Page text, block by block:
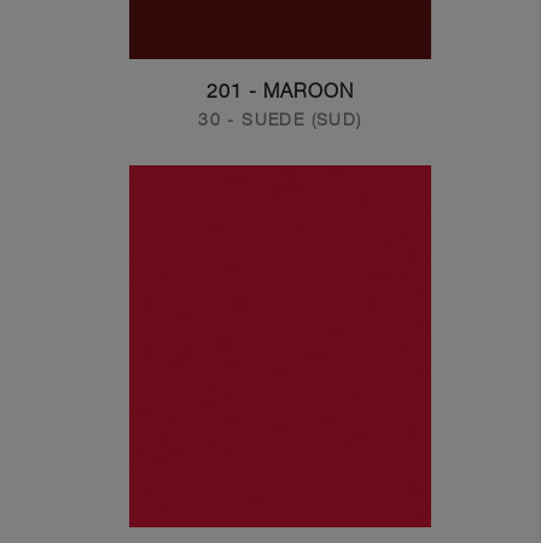
201 - MAROON
30 - SUEDE (SUD)